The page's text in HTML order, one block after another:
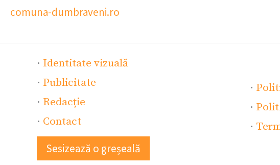
comuna-dumbraveni.ro
· Identitate vizuală
· Publicitate
· Redacție
· Contact
Sesizează o greșeală
·
·
·